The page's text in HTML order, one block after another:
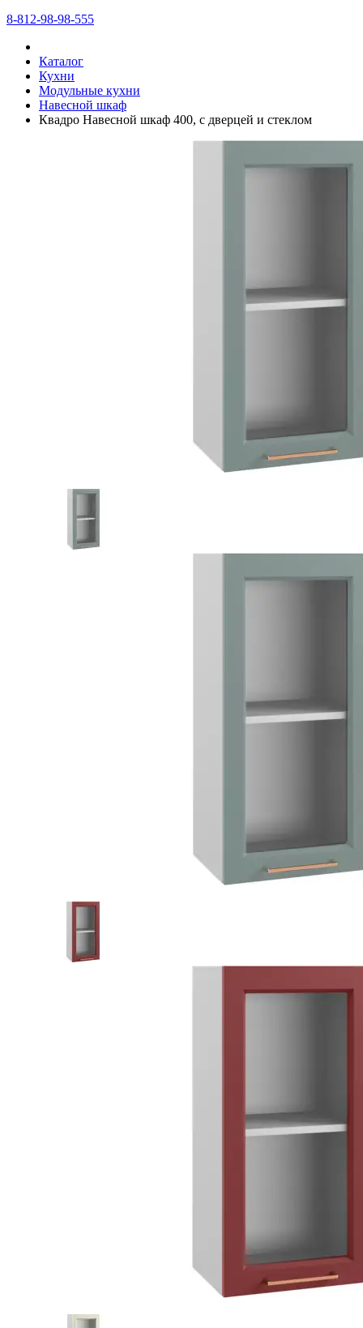
8-812-98-98-555
Каталог
Кухни
Модульные кухни
Навесной шкаф
Квадро Навесной шкаф 400, с дверцей и стеклом